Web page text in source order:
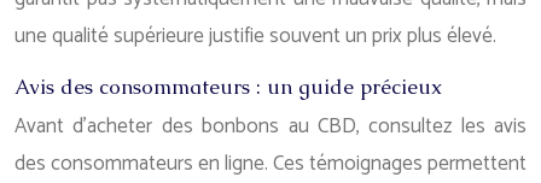
une qualité supérieure justifie souvent un prix plus élevé.
Avis des consommateurs : un guide précieux
Avant d’acheter des bonbons au CBD, consultez les avis
des consommateurs en ligne. Ces témoignages permettent